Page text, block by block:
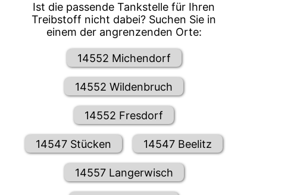
Ist die passende Tankstelle für Ihren
Treibstoff nicht dabei? Suchen Sie in
einem der angrenzenden Orte:
14552 Michendorf
14552 Wildenbruch
14552 Fresdorf
14547 Stücken 14547 Beelitz
14557 Langerwisch